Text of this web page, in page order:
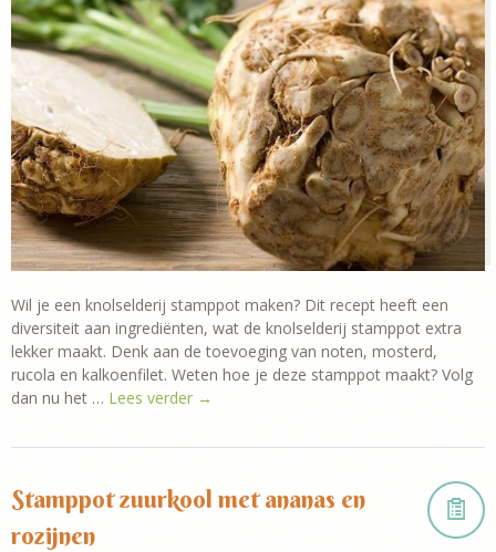
Wil je een knolselderij stamppot maken? Dit recept heeft een
diversiteit aan ingrediënten, wat de knolselderij stamppot extra
lekker maakt. Denk aan de toevoeging van noten, mosterd,
rucola en kalkoenfilet. Weten hoe je deze stamppot maakt? Volg
dan nu het … Lees verder →
Stamppot zuurkool met ananas en
rozijnen